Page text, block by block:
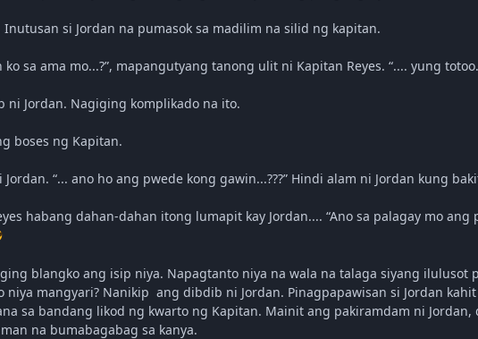
si Jordan na pumasok sa madilim na silid ng kapitan.
sa ama mo...?”, mapangutyang tanong ulit ni Kapitan Reyes. “.... yung
ni Jordan. Nagiging komplikado na ito.
boses ng Kapitan.
Jordan. “... ano ho ang pwede kong gawin...???” Hindi alam ni Jordan kung
habang dahan-dahan itong lumapit kay Jordan.... “Ano sa palagay mo ang
blangko ang isip niya. Napagtanto niya na wala na talaga siyang ilulusot
niya mangyari? Nanikip ang dibdib ni Jordan. Pinagpapawisan si Jordan
sa bandang likod ng kwarto ng Kapitan. Mainit ang pakiramdam ni
na bumabagabag sa kanya.